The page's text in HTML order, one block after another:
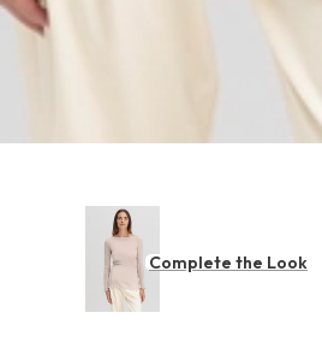
Complete the Look